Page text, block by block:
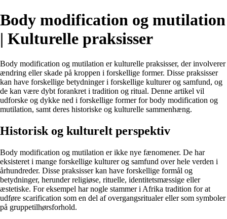
Body modification og mutilation
| Kulturelle praksisser
Body modification og mutilation er kulturelle praksisser, der involverer
ændring eller skade på kroppen i forskellige former. Disse praksisser
kan have forskellige betydninger i forskellige kulturer og samfund, og
de kan være dybt forankret i tradition og ritual. Denne artikel vil
udforske og dykke ned i forskellige former for body modification og
mutilation, samt deres historiske og kulturelle sammenhæng.
Historisk og kulturelt perspektiv
Body modification og mutilation er ikke nye fænomener. De har
eksisteret i mange forskellige kulturer og samfund over hele verden i
århundreder. Disse praksisser kan have forskellige formål og
betydninger, herunder religiøse, rituelle, identitetsmæssige eller
æstetiske. For eksempel har nogle stammer i Afrika tradition for at
udføre scarification som en del af overgangsritualer eller som symboler
på gruppetilhørsforhold.